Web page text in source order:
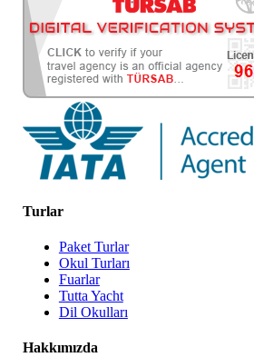
Turlar
Paket Turlar
Okul Turları
Fuarlar
Tutta Yacht
Dil Okulları
Hakkımızda